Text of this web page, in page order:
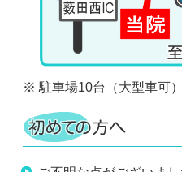
※ 駐車場10台（大型車可）